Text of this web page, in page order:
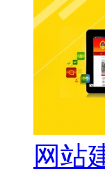
网站